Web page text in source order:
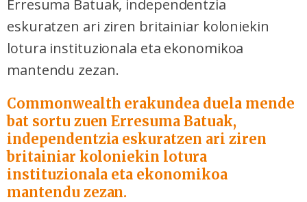
Erresuma Batuak, independentzia
eskuratzen ari ziren britainiar koloniekin
lotura instituzionala eta ekonomikoa
mantendu zezan.
Commonwealth erakundea duela mende
bat sortu zuen Erresuma Batuak,
independentzia eskuratzen ari ziren
britainiar koloniekin lotura
instituzionala eta ekonomikoa
mantendu zezan.